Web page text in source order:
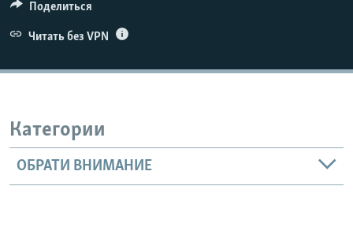
Поделиться
Читать без VPN
Категории
ОБРАТИ ВНИМАНИЕ